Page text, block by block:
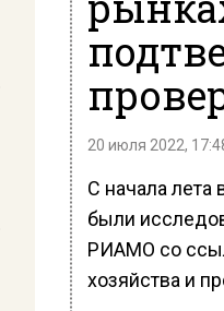
20 июля 2022,
С начала
были
РИАМО со
хозяйства и